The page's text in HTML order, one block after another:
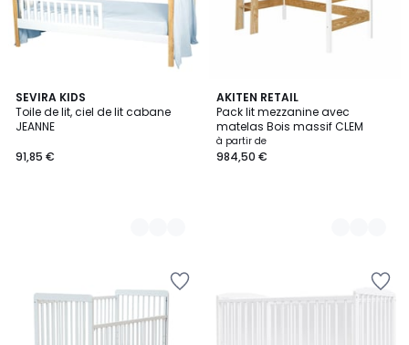
SEVIRA KIDS
Toile de lit, ciel de lit cabane
JEANNE
91,85 €
9
Couleurs
AKITEN RETAIL
Pack lit mezzanine avec
matelas Bois massif CLEM
à partir de
984,50 €
3
Couleurs